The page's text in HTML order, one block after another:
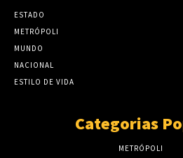
ESTADO
METRÓPOLI
MUNDO
NACIONAL
ESTILO DE VIDA
Categorias
METRÓPOLI